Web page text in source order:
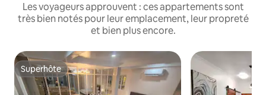
Les voyageurs approuvent : ces appartements sont
très bien notés pour leur emplacement, leur propreté
et bien plus encore.
Superhôte
Superhôte